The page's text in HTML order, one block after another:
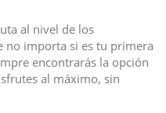
al nivel de los
no importa si es tu primera
encontrarás la opción
al máximo, sin